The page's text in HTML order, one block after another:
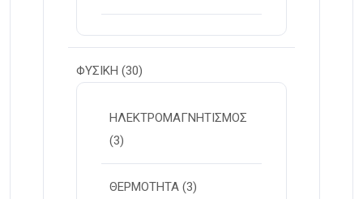
ΦΥΣΙΚΗ (30)
ΗΛΕΚΤΡΟΜΑΓΝΗΤΙΣΜΟΣ
(3)
ΘΕΡΜΟΤΗΤΑ (3)